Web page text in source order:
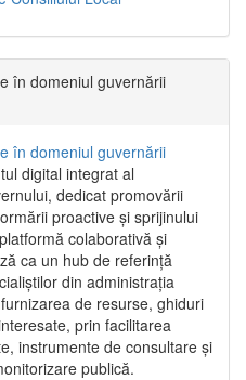
în domeniul guvernării
în domeniul guvernării
digital integrat al
dedicat promovării
proactive și sprijinului
colaborativă și
ca un hub de referință
din administrația
de resurse, ghiduri
prin facilitarea
instrumente de consultare și
publică.